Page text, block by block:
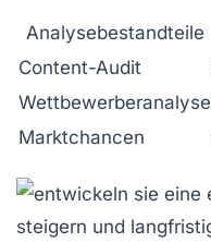
Analysebestandteile
Content-Audit
Wettbewerberanalyse
Marktchancen